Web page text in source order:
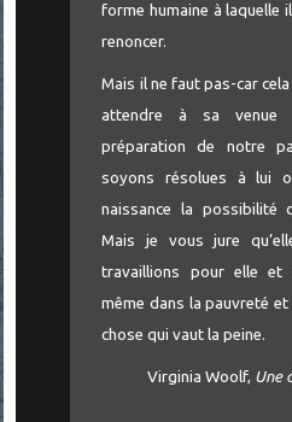
forme humaine à laquelle
renoncer.
Mais il ne faut pas-car
attendre à sa venue
préparation de notre
soyons résolues à lui
naissance la possibilité
Mais je vous jure
travaillions pour elle et
même dans la pauvreté
chose qui vaut la peine.
Virginia Woolf, Une